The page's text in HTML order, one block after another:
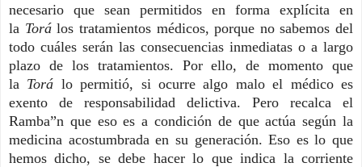
necesario que sean permitidos en forma explícita en
la Torálos tratamientos médicos, porque no sabemos del
todo cuáles serán las consecuencias inmediatas o a largo
plazo de los tratamientos. Por ello, de momento que
la Torá lo permitió, si ocurre algo malo el médico es
exento de responsabilidad delictiva. Pero recalca el
Ramba”n que eso es a condición de que actúa según la
medicina acostumbrada en su generación. Eso es lo que
hemos dicho, se debe hacer lo que indica la corriente